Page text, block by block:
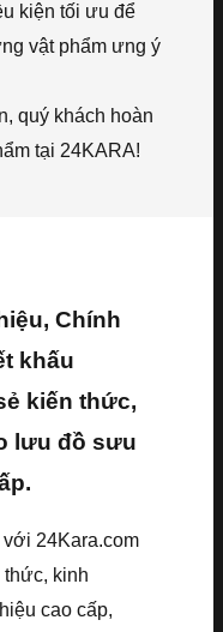
kiện tối ưu để
vật phẩm ưng ý
quý khách hoàn
tại 24KARA!
Chính
khấu
kiến thức,
lưu đồ sưu
24Kara.com
thức, kinh
cao cấp,